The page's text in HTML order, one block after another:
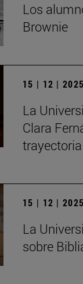
Los
Brownie
15 | 12 | 2025
La
Clara
15 | 12 | 2025
La
sobre